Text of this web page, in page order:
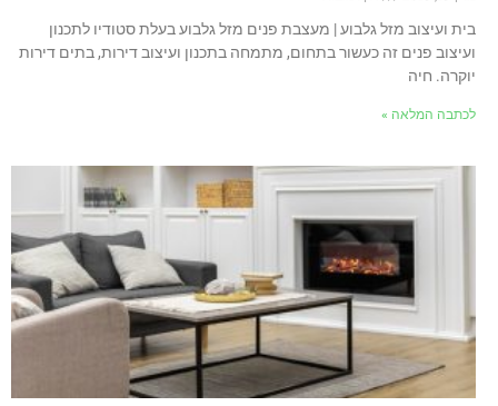
בית ועיצוב מזל גלבוע | מעצבת פנים מזל גלבוע בעלת סטודיו לתכנון
ועיצוב פנים זה כעשור בתחום, מתמחה בתכנון ועיצוב דירות, בתים דירות
יוקרה. חיה
לכתבה המלאה »